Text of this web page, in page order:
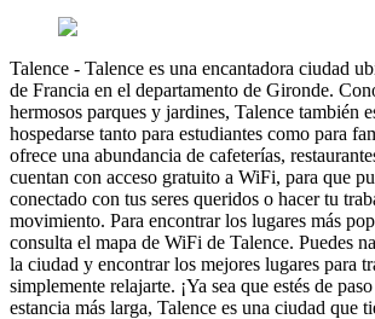
Talence - Talence es una encantadora ciudad
de Francia en el departamento de Gironde.
hermosos parques y jardines, Talence también
hospedarse tanto para estudiantes como para
ofrece una abundancia de cafeterías,
cuentan con acceso gratuito a WiFi, para que
conectado con tus seres queridos o hacer tu
movimiento. Para encontrar los lugares más
consulta el mapa de WiFi de Talence. Puedes
la ciudad y encontrar los mejores lugares para
simplemente relajarte. ¡Ya sea que estés de
estancia más larga, Talence es una ciudad que